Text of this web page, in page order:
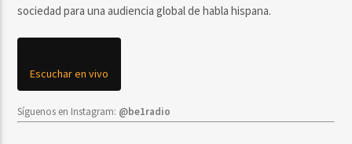
sociedad para una audiencia global de habla hispana.
Escuchar en vivo
Síguenos en Instagram: @be1radio